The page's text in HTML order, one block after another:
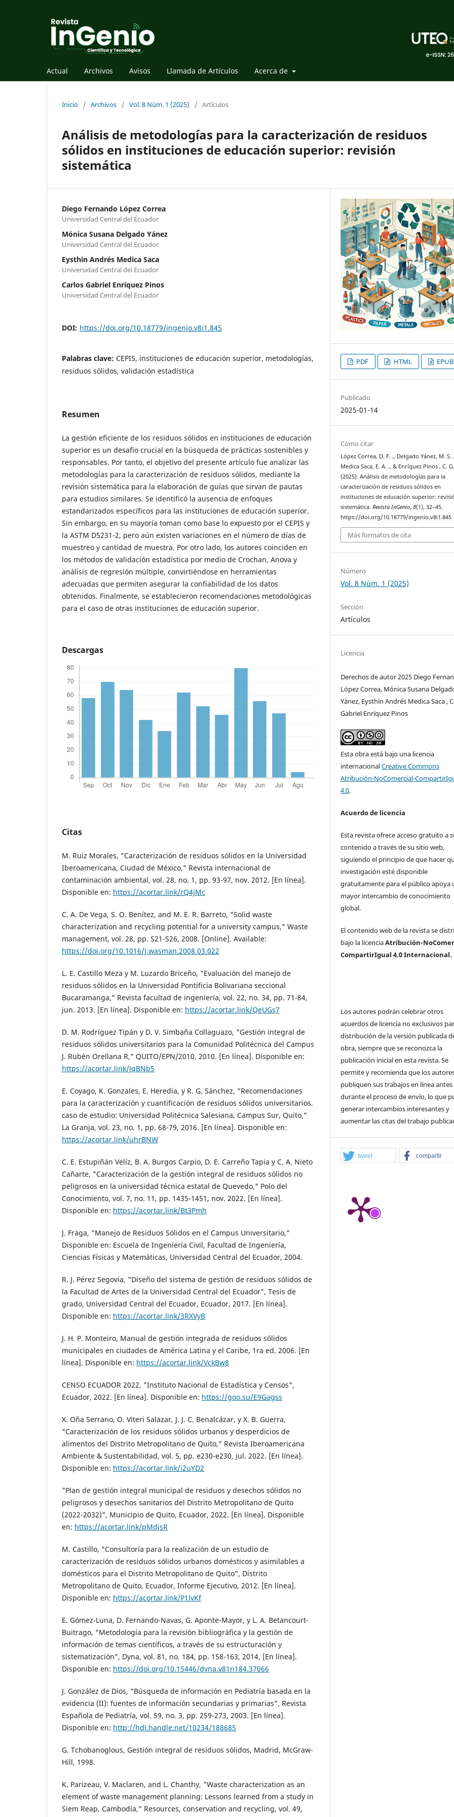
Actual Archivos Avisos Llamada de Artículos Acerca de
Inicio / Archivos / Vol. 8 Núm. 1 (2025) / Artículos
Análisis de metodologías para la caracterización de residuos
sólidos en instituciones de educación superior: revisión
sistemática
Diego Fernando López Correa
Universidad Central del Ecuador
Mónica Susana Delgado Yánez
Universidad Central del Ecuador
Eysthin Andrés Medica Saca
Universidad Central del Ecuador
Carlos Gabriel Enríquez Pinos
Universidad Central del Ecuador
DOI: https://doi.org/10.18779/ingenio.v8i1.845
Palabras clave: CEPIS, instituciones de educación superior, metodologías,
residuos sólidos, validación estadística
Resumen
La gestión eficiente de los residuos sólidos en instituciones de educación
superior es un desafío crucial en la búsqueda de prácticas sostenibles y
responsables. Por tanto, el objetivo del presente artículo fue analizar las
metodologías para la caracterización de residuos sólidos, mediante la
revisión sistemática para la elaboración de guías que sirvan de pautas
para estudios similares. Se identificó la ausencia de enfoques
estandarizados específicos para las instituciones de educación superior.
Sin embargo, en su mayoría toman como base lo expuesto por el CEPIS y
la ASTM D5231-2, pero aún existen variaciones en el número de días de
muestreo y cantidad de muestra. Por otro lado, los autores coinciden en
los métodos de validación estadística por medio de Crochan, Anova y
análisis de regresión múltiple, convirtiéndose en herramientas
adecuadas que permiten asegurar la confiabilidad de los datos
obtenidos. Finalmente, se establecieron recomendaciones metodológicas
para el caso de otras instituciones de educación superior.
Descargas
Citas
M. Ruiz Morales, "Caracterización de residuos sólidos en la Universidad
Iberoamericana, Ciudad de México," Revista internacional de
contaminación ambiental, vol. 28, no. 1, pp. 93-97, nov. 2012. [En línea].
Disponible en: https://acortar.link/rQ4jMc
C. A. De Vega, S. O. Benítez, and M. E. R. Barreto, "Solid waste
characterization and recycling potential for a university campus," Waste
management, vol. 28, pp. S21-S26, 2008. [Online]. Available:
https://doi.org/10.1016/j.wasman.2008.03.022
L. E. Castillo Meza y M. Luzardo Briceño, "Evaluación del manejo de
residuos sólidos en la Universidad Pontificia Bolivariana seccional
Bucaramanga," Revista facultad de ingeniería, vol. 22, no. 34, pp. 71-84,
jun. 2013. [En línea]. Disponible en: https://acortar.link/QeUGs7
D. M. Rodríguez Tipán y D. V. Simbaña Collaguazo, "Gestión integral de
residuos sólidos universitarios para la Comunidad Politécnica del Campus
J. Rubén Orellana R," QUITO/EPN/2010, 2010. [En línea]. Disponible en:
https://acortar.link/JqBNb5
E. Coyago, K. Gonzales, E. Heredia, y R. G. Sánchez, "Recomendaciones
para la caracterización y cuantificación de residuos sólidos universitarios.
caso de estudio: Universidad Politécnica Salesiana, Campus Sur, Quito,"
La Granja, vol. 23, no. 1, pp. 68-79, 2016. [En línea]. Disponible en:
https://acortar.link/uhrBNW
C. E. Estupiñán Velíz, B. A. Burgos Carpio, D. E. Carreño Tapia y C. A. Nieto
Cañarte, "Caracterización de la gestión integral de residuos sólidos no
peligrosos en la universidad técnica estatal de Quevedo," Polo del
Conocimiento, vol. 7, no. 11, pp. 1435-1451, nov. 2022. [En línea].
Disponible en: https://acortar.link/Bt3Pmh
J. Fraga, "Manejo de Residuos Sólidos en el Campus Universitario,"
Disponible en: Escuela de Ingeniería Civil, Facultad de Ingeniería,
Ciencias Físicas y Matemáticas, Universidad Central del Ecuador, 2004.
R. J. Pérez Segovia, "Diseño del sistema de gestión de residuos sólidos de
la Facultad de Artes de la Universidad Central del Ecuador", Tesis de
grado, Universidad Central del Ecuador, Ecuador, 2017. [En línea].
Disponible en: https://acortar.link/3RXVyB
J. H. P. Monteiro, Manual de gestión integrada de residuos sólidos
municipales en ciudades de América Latina y el Caribe, 1ra ed. 2006. [En
línea]. Disponible en: https://acortar.link/VckBw8
CENSO ECUADOR 2022, "Instituto Nacional de Estadística y Censos",
Ecuador, 2022. [En línea]. Disponible en: https://goo.su/E9Gagss
X. Oña Serrano, O. Viteri Salazar, J. J. C. Benalcázar, y X. B. Guerra,
"Caracterización de los residuos sólidos urbanos y desperdicios de
alimentos del Distrito Metropolitano de Quito," Revista Iberoamericana
Ambiente & Sustentabilidad, vol. 5, pp. e230-e230, jul. 2022. [En línea].
Disponible en: https://acortar.link/i2uYD2
"Plan de gestión integral municipal de residuos y desechos sólidos no
peligrosos y desechos sanitarios del Distrito Metropolitano de Quito
(2022-2032)", Municipio de Quito, Ecuador, 2022. [En línea]. Disponible
en: https://acortar.link/pMdjsR
M. Castillo, "Consultoría para la realización de un estudio de
caracterización de residuos sólidos urbanos domésticos y asimilables a
domésticos para el Distrito Metropolitano de Quito", Distrito
Metropolitano de Quito, Ecuador, Informe Ejecutivo, 2012. [En línea].
Disponible en: https://acortar.link/P1lvKf
E. Gómez-Luna, D. Fernando-Navas, G. Aponte-Mayor, y L. A. Betancourt-
Buitrago, "Metodología para la revisión bibliográfica y la gestión de
información de temas científicos, a través de su estructuración y
sistematización", Dyna, vol. 81, no. 184, pp. 158-163, 2014, [En línea].
Disponible en: https://doi.org/10.15446/dyna.v81n184.37066
J. González de Dios, "Búsqueda de información en Pediatría basada en la
evidencia (II): fuentes de información secundarias y primarias", Revista
Española de Pediatría, vol. 59, no. 3, pp. 259-273, 2003. [En línea].
Disponible en: http://hdl.handle.net/10234/188685
G. Tchobanoglous, Gestión integral de residuos sólidos, Madrid, McGraw-
Hill, 1998.
K. Parizeau, V. Maclaren, and L. Chanthy, "Waste characterization as an
element of waste management planning: Lessons learned from a study in
Siem Reap, Cambodia," Resources, conservation and recycling, vol. 49,
PDF HTML EPUB
Publicado
2025-01-14
Cómo citar
López Correa, D. F. ., Delgado Yánez, M. S.
Medica Saca, E. A. ., & Enríquez Pinos , C.
(2025). Análisis de metodologías para la
caracterización de residuos sólidos en
instituciones de educación superior:
sistemática.Revista InGenio,8(1), 32–45.
https://doi.org/10.18779/ingenio.v8i1.845
Más formatos de cita
Número
Vol. 8 Núm. 1 (2025)
Sección
Artículos
Licencia
Derechos de autor 2025 Diego
López Correa, Mónica Susana
Yánez, Eysthin Andrés Medica Saca ,
Gabriel Enríquez Pinos
Esta obra está bajo una licencia
internacionalCreative Commons
Atribución-NoComercial-
4.0.
Acuerdo de licencia
Esta revista ofrece acceso gratuito a
contenido a través de su sitio web,
siguiendo el principio de que hacer
investigación esté disponible
gratuitamente para el público apoya
mayor intercambio de conocimiento
global.
El contenido web de la revista se
bajo la licenciaAtribución-
CompartirIgual 4.0 Internacional.
Los autores podrán celebrar otros
acuerdos de licencia no exclusivos
distribución de la versión publicada
obra, siempre que se reconozca la
publicación inicial en esta revista. Se
permite y recomienda que los
publiquen sus trabajos en línea antes
durante el proceso de envío, lo que
generar intercambios interesantes y
aumentar las citas del trabajo
tweet compartir